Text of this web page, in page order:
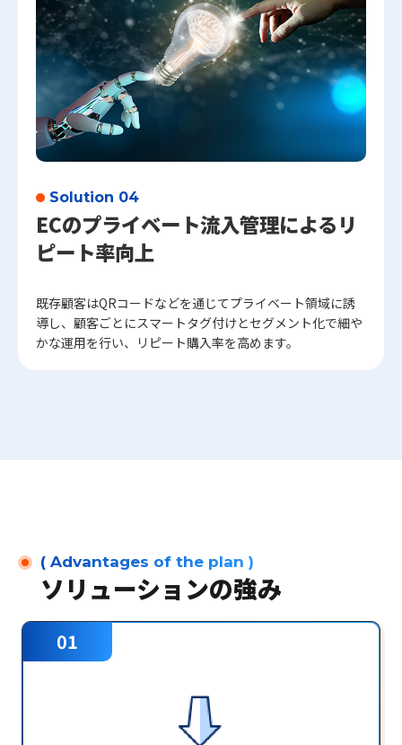
Solution 04
ECのプライベート流入管理によるリ
ピート率向上
既存顧客はQRコードなどを通じてプライベート領域に誘
導し、顧客ごとにスマートタグ付けとセグメント化で細や
かな運用を行い、リピート購入率を高めます。
( Advantages of the plan )
ソリューションの強み
01